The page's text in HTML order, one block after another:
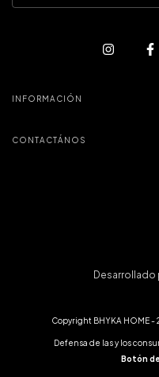
INFORMACIÓN
CONTACTÁNOS
Desarrollado
Copyright BHYKA HOME -
Defensa de las y los
Botón